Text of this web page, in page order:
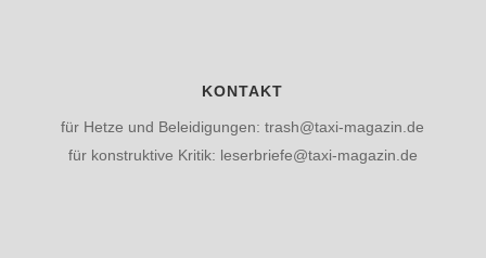
KONTAKT
für Hetze und Beleidigungen: trash@taxi-magazin.de
für konstruktive Kritik: leserbriefe@taxi-magazin.de